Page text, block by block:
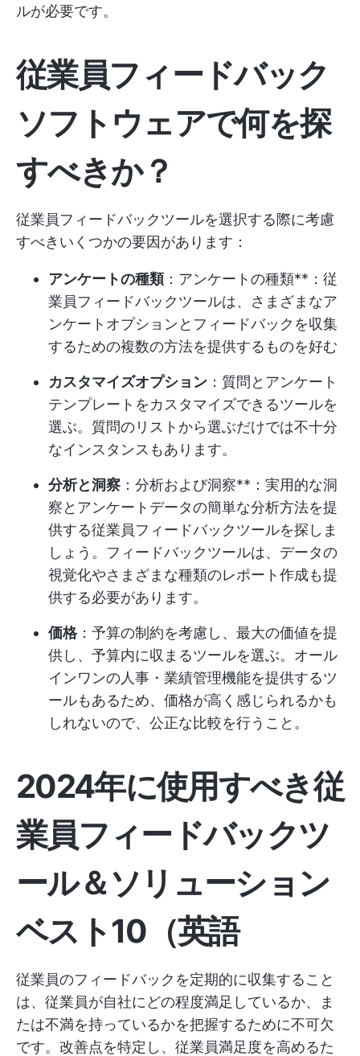
ルが必要です。
従業員フィードバック
ソフトウェアで何を探
すべきか？
従業員フィードバックツールを選択する際に考慮
すべきいくつかの要因があります：
アンケートの種類：アンケートの種類**：従
業員フィードバックツールは、さまざまなア
ンケートオプションとフィードバックを収集
するための複数の方法を提供するものを好む
カスタマイズオプション ：質問とアンケート
テンプレートをカスタマイズできるツールを
選ぶ。質問のリストから選ぶだけでは不十分
なインスタンスもあります。
分析と洞察 ：分析および洞察**：実用的な洞
察とアンケートデータの簡単な分析方法を提
供する従業員フィードバックツールを探しま
しょう。フィードバックツールは、データの
視覚化やさまざまな種類のレポート作成も提
供する必要があります。
価格：予算の制約を考慮し、最大の価値を提
供し、予算内に収まるツールを選ぶ。オール
インワンの人事・業績管理機能を提供するツ
ールもあるため、価格が高く感じられるかも
しれないので、公正な比較を行うこと。
2024年に使用すべき従
業員フィードバックツ
ール＆ソリューション
ベスト10 （英語
従業員のフィードバックを定期的に収集すること
は、従業員が自社にどの程度満足しているか、ま
たは不満を持っているかを把握するために不可欠
です。改善点を特定し、従業員満足度を高めるた